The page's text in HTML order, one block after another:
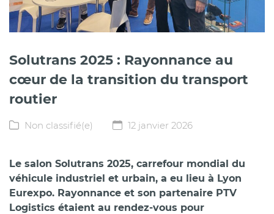
Solutrans 2025 : Rayonnance au
cœur de la transition du transport
routier
Non classifié(e) 12 janvier 2026
Le salon Solutrans 2025, carrefour mondial du
véhicule industriel et urbain, a eu lieu à Lyon
Eurexpo. Rayonnance et son partenaire PTV
Logistics étaient au rendez-vous pour